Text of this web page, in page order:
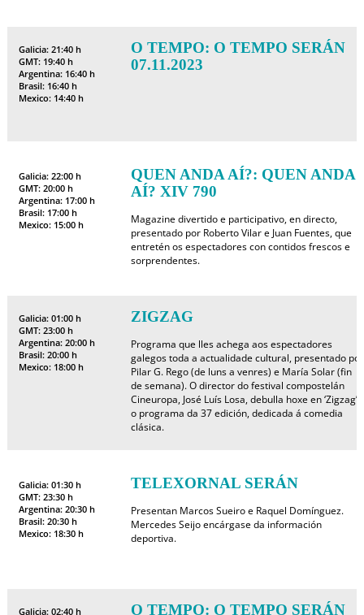
Galicia: 21:40 h
GMT: 19:40 h
Argentina: 16:40 h
Brasil: 16:40 h
Mexico: 14:40 h
O TEMPO: O TEMPO SERÁN
07.11.2023
Galicia: 22:00 h
GMT: 20:00 h
Argentina: 17:00 h
Brasil: 17:00 h
Mexico: 15:00 h
QUEN ANDA AÍ?: QUEN ANDA
AÍ? XIV 790
Magazine divertido e participativo, en directo,
presentado por Roberto Vilar e Juan Fuentes, que
entretén os espectadores con contidos frescos e
sorprendentes.
Galicia: 01:00 h
GMT: 23:00 h
Argentina: 20:00 h
Brasil: 20:00 h
Mexico: 18:00 h
ZIGZAG
Programa que lles achega aos espectadores
galegos toda a actualidade cultural, presentado por
Pilar G. Rego (de luns a venres) e María Solar (fin
de semana). O director do festival compostelán
Cineuropa, José Luís Losa, debulla hoxe en ‘Zigzag’
o programa da 37 edición, dedicada á comedia
clásica.
Galicia: 01:30 h
GMT: 23:30 h
Argentina: 20:30 h
Brasil: 20:30 h
Mexico: 18:30 h
TELEXORNAL SERÁN
Presentan Marcos Sueiro e Raquel Domínguez.
Mercedes Seijo encárgase da información
deportiva.
Galicia: 02:40 h
O TEMPO: O TEMPO SERÁN